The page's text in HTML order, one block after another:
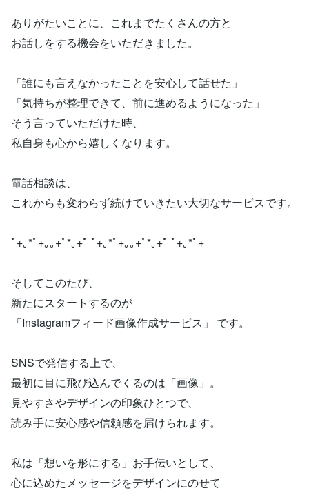
ありがたいことに、これまでたくさんの方と
お話しをする機会をいただきました。
「誰にも言えなかったことを安心して話せた」
「気持ちが整理できて、前に進めるようになった」
そう言っていただけた時、
私自身も心から嬉しくなります。
電話相談は、
これからも変わらず続けていきたい大切なサービスです。
ﾟ+｡*ﾟ+｡｡+ﾟ*｡+ﾟ ﾟ+｡*ﾟ+｡｡+ﾟ*｡+ﾟ ﾟ+｡*ﾟ+
そしてこのたび、
新たにスタートするのが
「Instagramフィード画像作成サービス」 です。
SNSで発信する上で、
最初に目に飛び込んでくるのは「画像」。
見やすさやデザインの印象ひとつで、
読み手に安心感や信頼感を届けられます。
私は「想いを形にする」お手伝いとして、
心に込めたメッセージをデザインにのせて